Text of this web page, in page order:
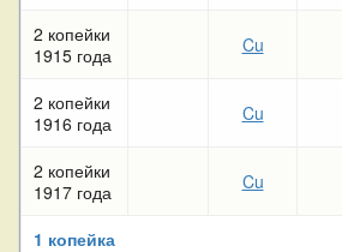
2 копейки
1915 года
Cu
2 копейки
1916 года
Cu
2 копейки
1917 года
Cu
1 копейка